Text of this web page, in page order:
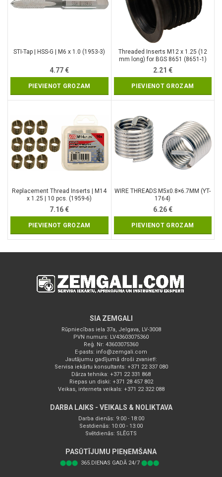
STI-Tap | HSS-G | M6 x 1.0 (1953-3)
4.77€
PIEVIENOT GROZAM
Threaded Inserts M12 x 1.25 (12
mm long) for BGS 8651 (8651-1)
2.21 €
PIEVIENOT GROZAM
Replacement Thread Inserts | M14
x 1.25 | 10 pcs. (1959-6)
7.16€
PIEVIENOT GROZAM
WIRE THREADS M5x0.8×6.7MM (YT-
1764)
6.26€
PIEVIENOT GROZAM
SIA ZEMGALI
Rūpniecības iela 37a, Jelgava, LV-3008
PVN numurs: LV43603075360
Reģ. Nr: 43603075360
E-pasts: info@zemgali.com
Jautājumu gadījumā droši zvaniet!:
Servisa iekārtu konsultants: +371 22 337 080
Dārza tehnika: +371 22 331 868
Riepas un diski: +371 28 457 802
Veikas, interneta veikals: +371 22 322 088
DARBA LAIKS - VEIKALS & NOLIKTAVA
Darba dienās: 9:00 - 18:00
Sestdienās: 10:00 - 13:00
Svētdienās: SLĒGTS
PASŪTĪJUMU PIEŅEMŠANA
⬤⬤⬤ 365.DIENAS GADĀ 24/7 ⬤⬤⬤